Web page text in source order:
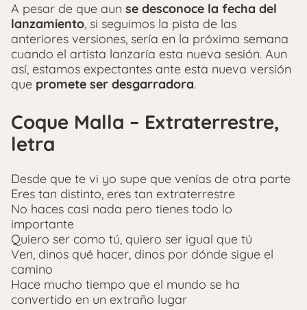
A pesar de que aun se desconoce la fecha del
lanzamiento, si seguimos la pista de las
anteriores versiones, sería en la próxima semana
cuando el artista lanzaría esta nueva sesión. Aun
así, estamos expectantes ante esta nueva versión
que promete ser desgarradora.
Coque Malla – Extraterrestre,
letra
Desde que te vi yo supe que venías de otra parte
Eres tan distinto, eres tan extraterrestre
No haces casi nada pero tienes todo lo
importante
Quiero ser como tú, quiero ser igual que tú
Ven, dinos qué hacer, dinos por dónde sigue el
camino
Hace mucho tiempo que el mundo se ha
convertido en un extraño lugar